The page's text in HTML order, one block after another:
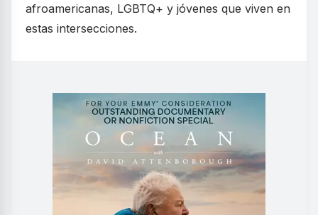
afroamericanas, LGBTQ+ y jóvenes que viven en
estas intersecciones.